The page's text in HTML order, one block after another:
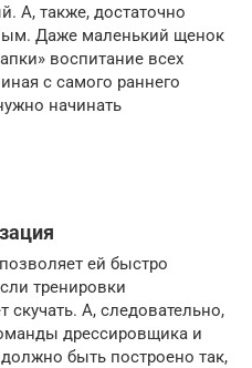
А, также, достаточно
Даже маленький щенок
воспитание всех
с самого раннего
начинать
ей быстро
тренировки
скучать. А, следовательно,
дрессировщика и
быть построено так,